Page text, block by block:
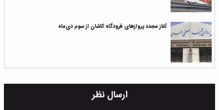
آغاز مجدد پرواز‌های فرودگاه کاشان از سوم دی‌ماه
ارسال نظر